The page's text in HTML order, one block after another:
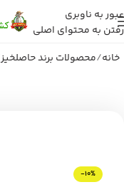
عبور به ناوبری
رفتن به محتوای اصلی
خانه محصولات برند حاصلخیز
-10%